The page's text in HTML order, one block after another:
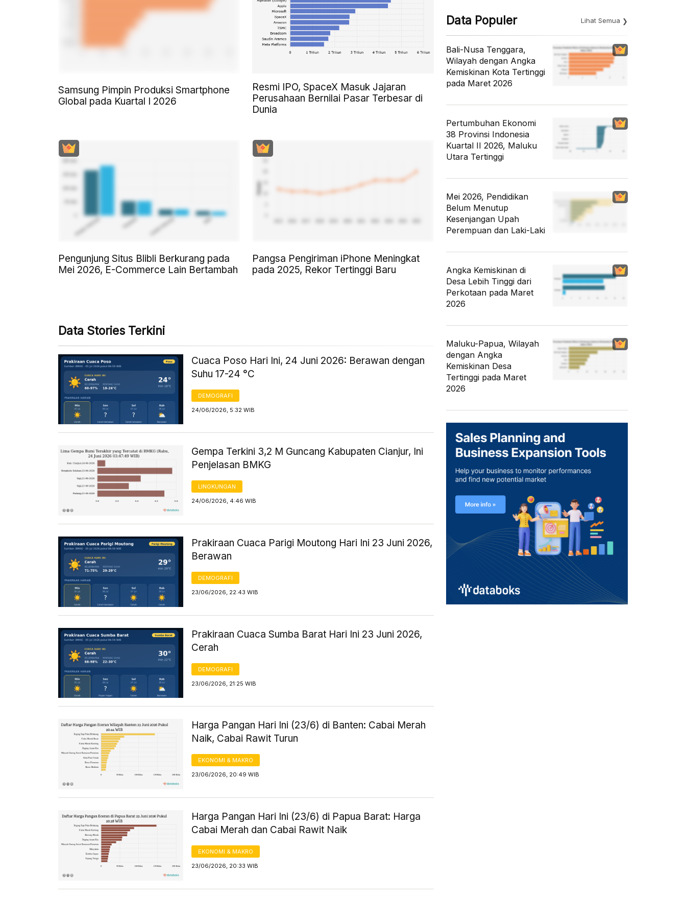
Samsung Pimpin Produksi Smartphone
Global pada Kuartal I 2026
Resmi IPO, SpaceX Masuk Jajaran
Perusahaan Bernilai Pasar Terbesar di
Dunia
Pengunjung Situs Blibli Berkurang pada
Mei 2026, E-Commerce Lain Bertambah
Pangsa Pengiriman iPhone Meningkat
pada 2025, Rekor Tertinggi Baru
Data Stories Terkini
Cuaca Poso Hari Ini, 24 Juni 2026: Berawan dengan
Suhu 17-24 °C
DEMOGRAFI
24/06/2026, 5:32 WIB
Gempa Terkini 3,2 M Guncang Kabupaten Cianjur, Ini
Penjelasan BMKG
LINGKUNGAN
24/06/2026, 4:46 WIB
Prakiraan Cuaca Parigi Moutong Hari Ini 23 Juni 2026,
Berawan
DEMOGRAFI
23/06/2026, 22:43 WIB
Prakiraan Cuaca Sumba Barat Hari Ini 23 Juni 2026,
Cerah
DEMOGRAFI
23/06/2026, 21:25 WIB
Harga Pangan Hari Ini (23/6) di Banten: Cabai Merah
Naik, Cabai Rawit Turun
EKONOMI & MAKRO
23/06/2026, 20:49 WIB
Harga Pangan Hari Ini (23/6) di Papua Barat: Harga
Cabai Merah dan Cabai Rawit Naik
EKONOMI & MAKRO
23/06/2026, 20:33 WIB
Data Populer Lihat Semua
Bali-Nusa Tenggara,
Wilayah dengan Angka
Kemiskinan Kota Tertinggi
pada Maret 2026
Pertumbuhan Ekonomi
38 Provinsi Indonesia
Kuartal II 2026, Maluku
Utara Tertinggi
Mei 2026, Pendidikan
Belum Menutup
Kesenjangan Upah
Perempuan dan Laki-Laki
Angka Kemiskinan di
Desa Lebih Tinggi dari
Perkotaan pada Maret
2026
Maluku-Papua, Wilayah
dengan Angka
Kemiskinan Desa
Tertinggi pada Maret
2026